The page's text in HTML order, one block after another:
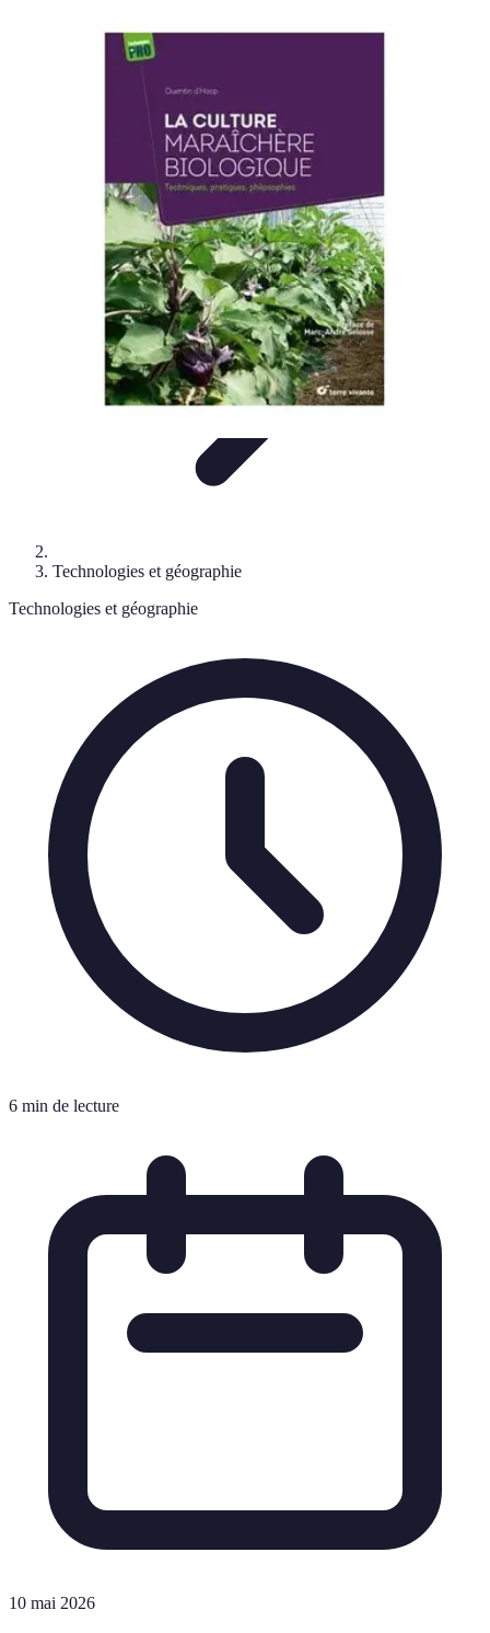
Cartographie et outilsExploration
Géographie Physique
Géographie Explore
Technologies et géographie
Technologies et géographie
6 min de lecture
10 mai 2026